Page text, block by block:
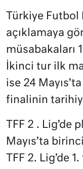
Türkiye Futbol
açıklamaya
müsabakaları
İkinci tur ilk
ise 24
finalinin
TFF 2 .
Mayıs’ta
TFF 2. Lig’de